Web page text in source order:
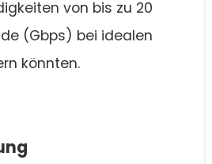
von bis zu 20
(Gbps) bei idealen
könnten.